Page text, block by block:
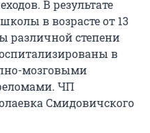
В результате
в возрасте от 13
различной степени
в
мозговыми
ЧП
Смидовичского